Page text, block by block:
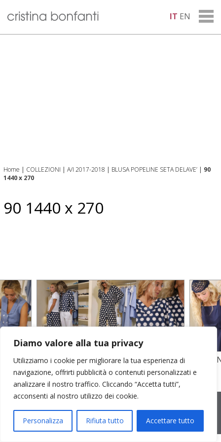
Diamo valore alla tua privacy
Utilizziamo i cookie per migliorare la tua esperienza di
navigazione, offrirti pubblicità o contenuti personalizzati e
analizzare il nostro traffico. Cliccando “Accetta tutti”,
acconsenti al nostro utilizzo dei cookie.
Personalizza Rifiuta tutto Accettare tutto
IT EN
Home | COLLEZIONI | A/I 2017-2018 | BLUSA POPELINE SETA DELAVE’ | 90
1440 x 270
90 1440 x 270
STAMPA SU CREPE SETA E POPELINE
COTONE
GARZA
2026 © Cristina Bonfanti| sede operativa: Via Emilia 8, 20881
Bernareggio MB | sede legale: via Duca degli Abruzzi 7/A, 20871
Vimercate MB | r.e.a.: MB-2559099 | C.F / P.IVA IT10810090968 |